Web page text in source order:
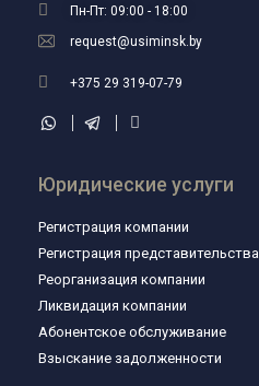
Пн-Пт: 09:00 - 18:00
request@usiminsk.by
+375 29 319-07-79
Юридические услуги
Регистрация компании
Регистрация представительства
Реорганизация компании
Ликвидация компании
Абонентское обслуживание
Взыскание задолженности